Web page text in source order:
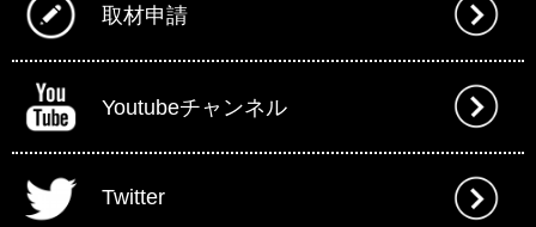
取材申請
Youtubeチャンネル
Twitter